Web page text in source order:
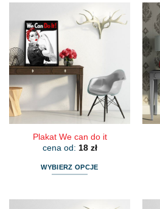
Plakat We can do it
cena od: 18 zł
WYBIERZ OPCJE